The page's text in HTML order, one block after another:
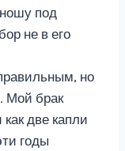
под
не в его
но
Мой брак
две капли
годы